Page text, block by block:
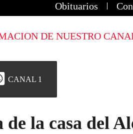
Obituarios
DE NUESTRO
CANAL 1
la casa del